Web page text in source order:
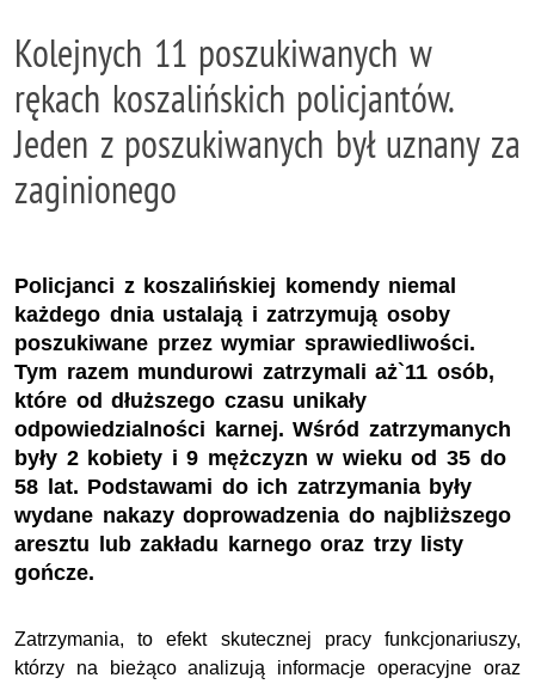
Kolejnych 11 poszukiwanych w
rękach koszalińskich policjantów.
Jeden z poszukiwanych był uznany za
zaginionego
Policjanci z koszalińskiej komendy niemal
każdego dnia ustalają i zatrzymują osoby
poszukiwane przez wymiar sprawiedliwości.
Tym razem mundurowi zatrzymali aż`11 osób,
które od dłuższego czasu unikały
odpowiedzialności karnej. Wśród zatrzymanych
były 2 kobiety i 9 mężczyzn w wieku od 35 do
58 lat. Podstawami do ich zatrzymania były
wydane nakazy doprowadzenia do najbliższego
aresztu lub zakładu karnego oraz trzy listy
gończe.
Zatrzymania, to efekt skutecznej pracy funkcjonariuszy,
którzy na bieżąco analizują informacje operacyjne oraz